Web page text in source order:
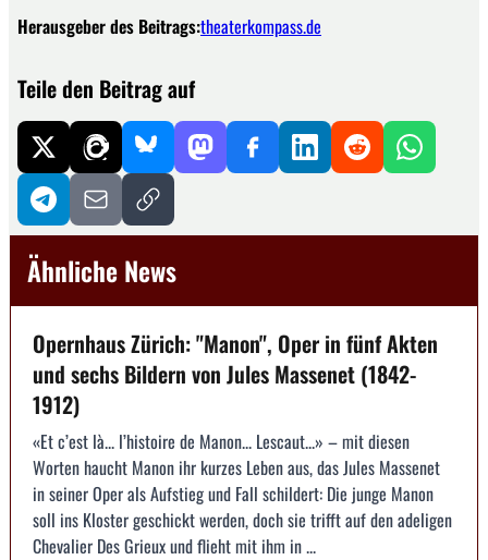
Herausgeber des Beitrags:theaterkompass.de
Teile den Beitrag auf
Ähnliche News
Opernhaus Zürich: "Manon", Oper in fünf Akten
und sechs Bildern von Jules Massenet (1842-
1912)
«Et c’est là... l’histoire de Manon... Lescaut...» – mit diesen
Worten haucht Manon ihr kurzes Leben aus, das Jules Massenet
in seiner Oper als Aufstieg und Fall schildert: Die junge Manon
soll ins Kloster geschickt werden, doch sie trifft auf den adeligen
Chevalier Des Grieux und flieht mit ihm in ...